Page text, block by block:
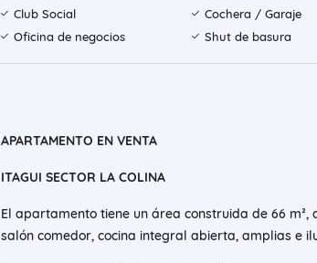
Club Social
Cochera / Garaje
Oficina de negocios
Shut de basura
APARTAMENTO EN VENTA
ITAGUI SECTOR LA COLINA
El apartamento tiene un área construida de 66 m²,
salón comedor, cocina integral abierta, amplias e